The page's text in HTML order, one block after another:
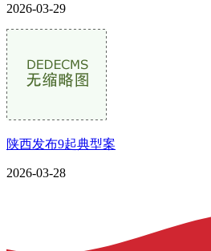
2026-03-29
陕西发布9起典型案
2026-03-28